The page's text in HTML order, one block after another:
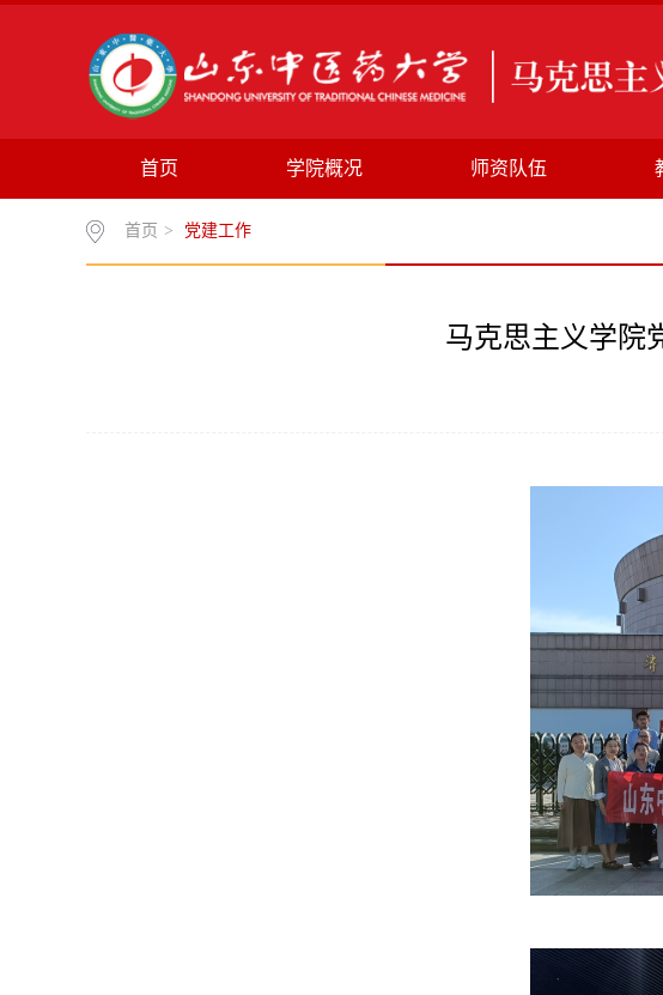
首页 学院概况 师资队伍
首页 > 党建工作
马克思主义学院